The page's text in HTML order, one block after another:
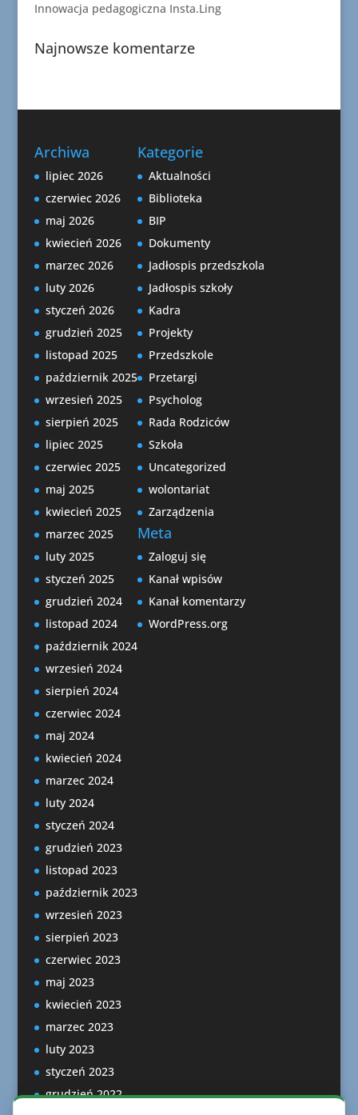
Innowacja pedagogiczna Insta.Ling
Najnowsze komentarze
Archiwa
lipiec 2026
czerwiec 2026
maj 2026
kwiecień 2026
marzec 2026
luty 2026
styczeń 2026
grudzień 2025
listopad 2025
październik 2025
wrzesień 2025
sierpień 2025
lipiec 2025
czerwiec 2025
maj 2025
kwiecień 2025
marzec 2025
luty 2025
styczeń 2025
grudzień 2024
listopad 2024
październik 2024
wrzesień 2024
sierpień 2024
czerwiec 2024
maj 2024
kwiecień 2024
marzec 2024
luty 2024
styczeń 2024
grudzień 2023
listopad 2023
październik 2023
wrzesień 2023
sierpień 2023
czerwiec 2023
maj 2023
kwiecień 2023
marzec 2023
luty 2023
styczeń 2023
grudzień 2022
Kategorie
Aktualności
Biblioteka
BIP
Dokumenty
Jadłospis przedszkola
Jadłospis szkoły
Kadra
Projekty
Przedszkole
Przetargi
Psycholog
Rada Rodziców
Szkoła
Uncategorized
wolontariat
Zarządzenia
Meta
Zaloguj się
Kanał wpisów
Kanał komentarzy
WordPress.org